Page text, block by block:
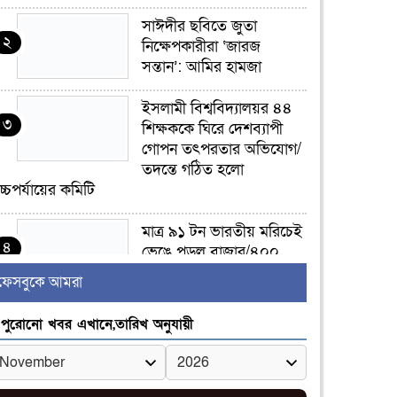
২
সাঈদীর ছবিতে জুতা
নিক্ষেপকারীরা ‘জারজ
সন্তান’: আমির হামজা
৩
ইসলামী বিশ্ববিদ্যালয়র ৪৪
শিক্ষককে ঘিরে দেশব্যাপী
গোপন তৎপরতার অভিযোগ/
তদন্তে গঠিত হলো
কমিটি
৪
মাত্র ৯১ টন ভারতীয় মরিচেই
ভেঙে পড়ল বাজার/৪০০
৫
জুলাই আন্দোলন ছিল
সম্মিলিত, লক্ষ্য হওয়া উচিত
ঐক্য ও রাষ্ট্রগঠন
আমরা
পুরোনো খবর এখানে,তারিখ অনুযায়ী